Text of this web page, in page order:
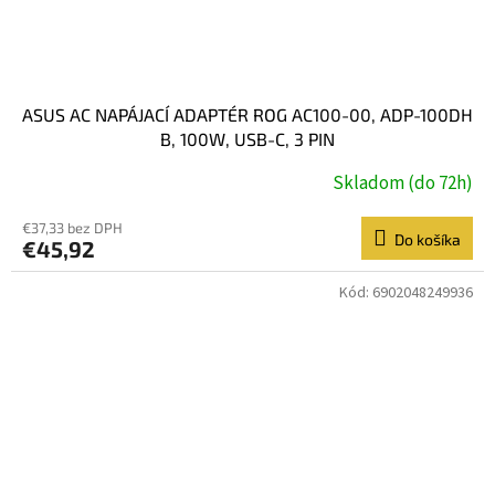
ASUS AC NAPÁJACÍ ADAPTÉR ROG AC100-00, ADP-100DH
B, 100W, USB-C, 3 PIN
Skladom (do 72h)
€37,33 bez DPH
€45,92 Do košíka
Kód: 6902048249936